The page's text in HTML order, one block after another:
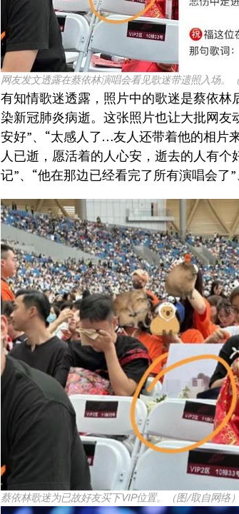
网友发文透露在蔡依林演唱会看见歌迷带遗照入场。
有知情歌迷透露，照片中的歌迷是蔡依
染新冠肺炎病逝。这张照片也让大批网友
安好”、“太感人了…友人还带着他的相片
人已逝，愿活着的人心安，逝去的人有
记”、“他在那边已经看完了所有演唱会了
蔡依林歌迷为已故好友买下VIP位置。（图/取自网络）